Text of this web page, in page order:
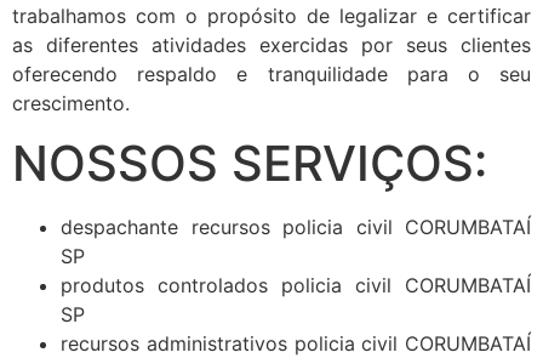
trabalhamos com o propósito de legalizar e certificar
as diferentes atividades exercidas por seus clientes
oferecendo respaldo e tranquilidade para o seu
crescimento.
NOSSOS SERVIÇOS:
despachante recursos policia civil CORUMBATAÍ
SP
produtos controlados policia civil CORUMBATAÍ
SP
recursos administrativos policia civil CORUMBATAÍ